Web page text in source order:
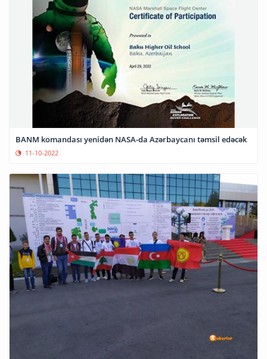
BANM komandası yenidən NASA-da Azərbaycanı təmsil edəcək
11-10-2022